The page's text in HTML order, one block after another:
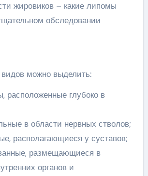
можно выделить:
расположенные глубоко в
в области нервных стволов;
располагающиеся у суставов;
размещающиеся в
органов и